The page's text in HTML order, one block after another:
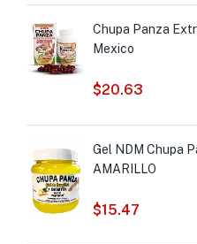
Chupa Panza
Mexico
$20.63
Gel NDM Chupa
AMARILLO
$15.47